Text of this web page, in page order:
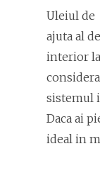
Uleiul de
ajuta al
interior
sistemul
Daca ai
ideal in